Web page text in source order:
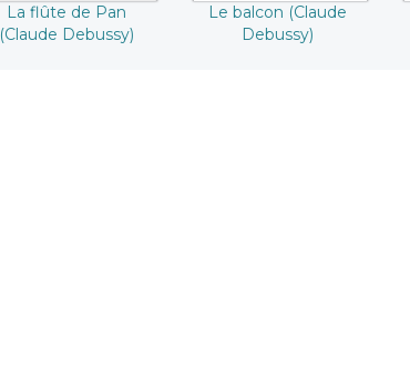
La flûte de Pan
(Claude Debussy)
Le balcon (Claude
Debussy)